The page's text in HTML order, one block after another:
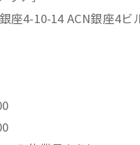
座4-10-14 ACN銀座4ビ